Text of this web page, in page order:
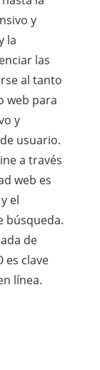
y
la
las
al tanto
web para
y
usuario.
a través
web es
el
búsqueda.
de
es clave
línea.